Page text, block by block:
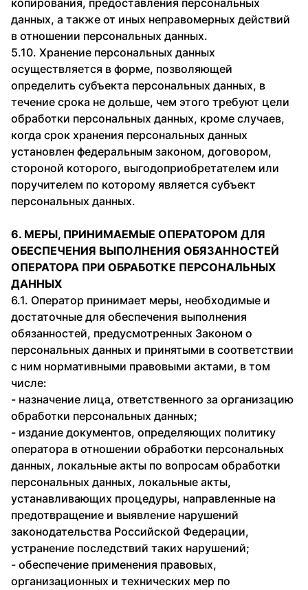
копирования, предоставления персональных
данных, а также от иных неправомерных действий
в отношении персональных данных.
5.10. Хранение персональных данных
осуществляется в форме, позволяющей
определить субъекта персональных данных, в
течение срока не дольше, чем этого требуют цели
обработки персональных данных, кроме случаев,
когда срок хранения персональных данных
установлен федеральным законом, договором,
стороной которого, выгодоприобретателем или
поручителем по которому является субъект
персональных данных.
6. МЕРЫ, ПРИНИМАЕМЫЕ ОПЕРАТОРОМ ДЛЯ
ОБЕСПЕЧЕНИЯ ВЫПОЛНЕНИЯ ОБЯЗАННОСТЕЙ
ОПЕРАТОРА ПРИ ОБРАБОТКЕ ПЕРСОНАЛЬНЫХ
ДАННЫХ
6.1. Оператор принимает меры, необходимые и
достаточные для обеспечения выполнения
обязанностей, предусмотренных Законом о
персональных данных и принятыми в соответствии
с ним нормативными правовыми актами, в том
числе:
- назначение лица, ответственного за организацию
обработки персональных данных;
- издание документов, определяющих политику
оператора в отношении обработки персональных
данных, локальные акты по вопросам обработки
персональных данных, локальные акты,
устанавливающих процедуры, направленные на
предотвращение и выявление нарушений
законодательства Российской Федерации,
устранение последствий таких нарушений;
- обеспечение применения правовых,
организационных и технических мер по